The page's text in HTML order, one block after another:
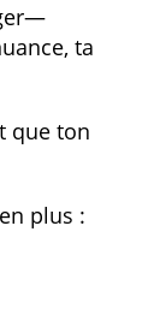
ta
que ton
plus :